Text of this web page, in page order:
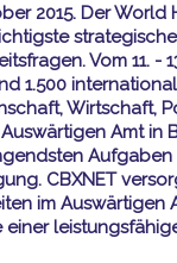
2015. Der World
Vom 11. -
1.500
Wirtschaft,
Amt in
CBXNET
im Auswärtigen